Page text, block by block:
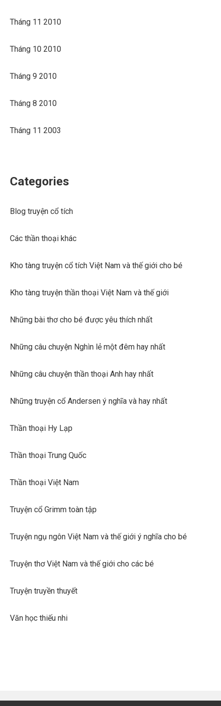
Tháng 11 2010
Tháng 10 2010
Tháng 9 2010
Tháng 8 2010
Tháng 11 2003
Categories
Blog truyện cổ tích
Các thần thoại khác
Kho tàng truyện cổ tích Việt Nam và thế giới cho bé
Kho tàng truyện thần thoại Việt Nam và thế giới
Những bài thơ cho bé được yêu thích nhất
Những câu chuyện Nghìn lẻ một đêm hay nhất
Những câu chuyện thần thoại Anh hay nhất
Những truyện cổ Andersen ý nghĩa và hay nhất
Thần thoại Hy Lạp
Thần thoại Trung Quốc
Thần thoại Việt Nam
Truyện cổ Grimm toàn tập
Truyện ngụ ngôn Việt Nam và thế giới ý nghĩa cho bé
Truyện thơ Việt Nam và thế giới cho các bé
Truyện truyền thuyết
Văn học thiếu nhi